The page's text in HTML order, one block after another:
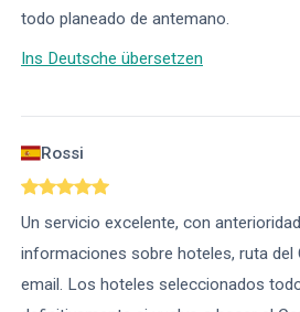
todo planeado de antemano.
Ins Deutsche übersetzen
Rossi
Un servicio excelente, con
informaciones sobre hoteles, ruta del
email. Los hoteles seleccionados